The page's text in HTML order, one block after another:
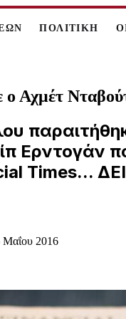
ΠΟΛΙΤΙΚΗ
ο Αχμέτ
Ερντογάν
Times...
2016